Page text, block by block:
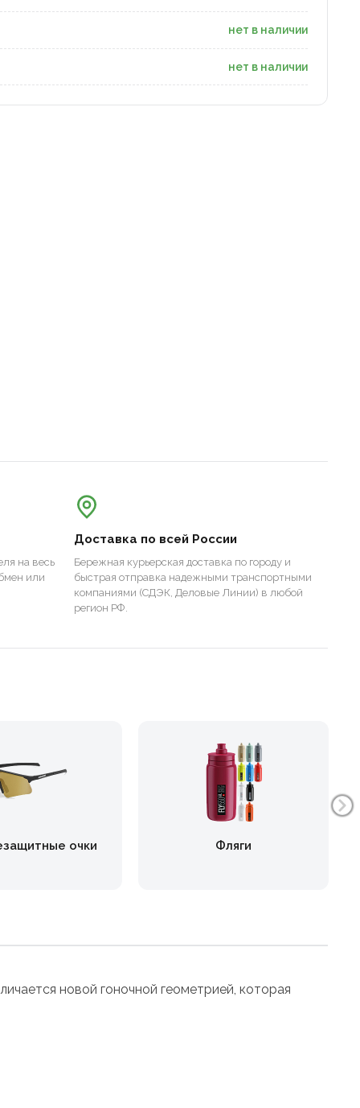
нет в наличии
нет в наличии
на весь
или
Доставка по всей России
Бережная курьерская доставка по городу и
быстрая отправка надежными транспортными
компаниями (СДЭК, Деловые Линии) в любой
регион РФ.
очки Фляги
новой гоночной геометрией, которая